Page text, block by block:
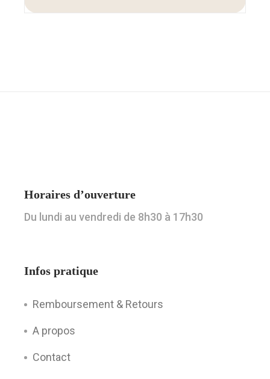
Horaires d’ouverture
Du lundi au vendredi de 8h30 à 17h30
Infos pratique
Remboursement & Retours
A propos
Contact